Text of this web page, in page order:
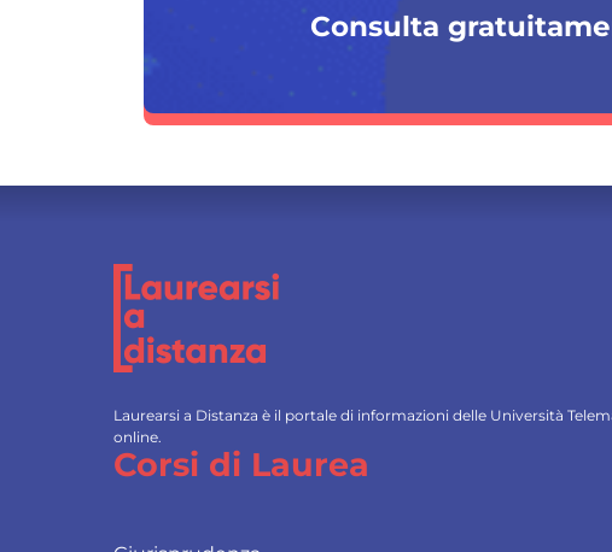
Consulta
Laurearsi a Distanza è il portale di informazioni delle Università
online.
Corsi di Laurea